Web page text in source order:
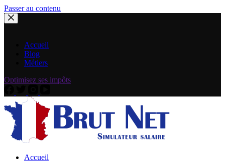
Passer au contenu
Accueil
Blog
Métiers
Optimisez ses impôts
Accueil